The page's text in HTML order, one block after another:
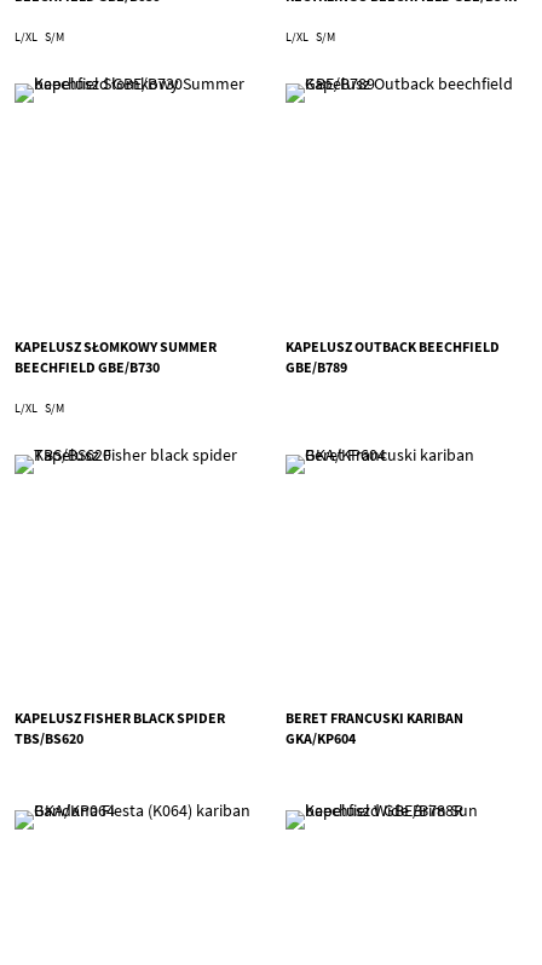
L/XL S/M L/XL S/M
KAPELUSZ SŁOMKOWY SUMMER
BEECHFIELD GBE/B730
L/XL S/M
KAPELUSZ OUTBACK BEECHFIELD
GBE/B789
KAPELUSZ FISHER BLACK SPIDER
TBS/BS620
BERET FRANCUSKI KARIBAN
GKA/KP604